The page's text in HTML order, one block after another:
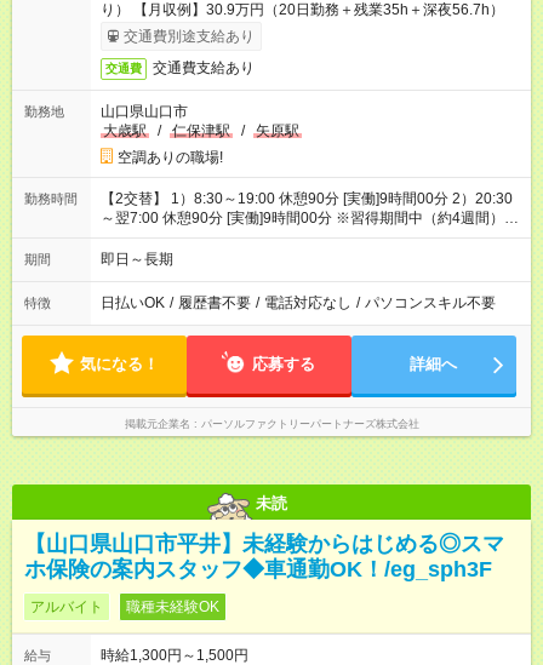
り） 【月収例】30.9万円（20日勤務＋残業35h＋深夜56.7h）
交通費別途支給あり
交通費 交通費支給あり
勤務地
山口県山口市
大歳駅
/ 仁保津駅 / 矢原駅
空調ありの職場!
勤務時間
【2交替】 1）8:30～19:00 休憩90分 [実働]9時間00分 2）20:30
～翌7:00 休憩90分 [実働]9時間00分 ※習得期間中（約4週間）は
日勤帯の勤務です
期間 即日～長期
特徴 日払いOK / 履歴書不要 / 電話対応なし / パソコンスキル不要
気になる！ 応募する 詳細へ
掲載元企業名 パーソルファクトリーパートナーズ株式会社
未読
【山口県山口市平井】未経験からはじめる◎スマ
ホ保険の案内スタッフ◆車通勤OK！/eg_sph3F
アルバイト 職種未経験OK
給与
時給1,300円～1,500円